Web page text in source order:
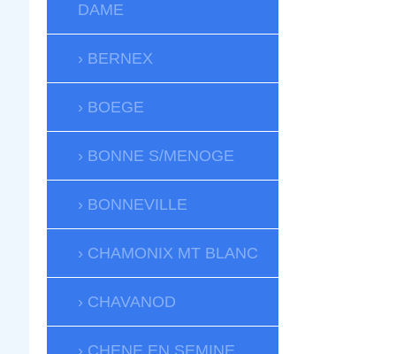
DAME
BERNEX
BOEGE
BONNE S/MENOGE
BONNEVILLE
CHAMONIX MT BLANC
CHAVANOD